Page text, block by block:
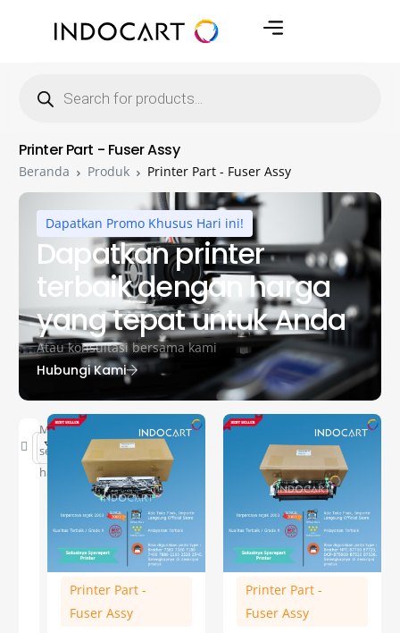
Printer Part - Fuser Assy
Beranda Produk Printer Part - Fuser Assy
Dapatkan Promo Khusus Hari ini!
Dapatkan printer
terbaik dengan harga
yang tepat untuk Anda
Atau konsultasi bersama kami
Hubungi Kami
Menampilkan
semua 12
hasil
Printer Part -
Fuser Assy
Printer Part -
Fuser Assy